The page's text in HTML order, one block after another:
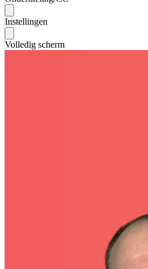
Instellingen
Volledig scherm